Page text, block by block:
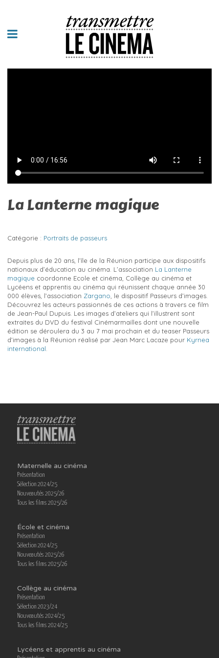
La Lanterne magique
Catégorie : Portraits de passeurs
Depuis plus de 20 ans, l’île de la Réunion participe aux dispositifs
nationaux d’éducation au cinéma. L’association La Lanterne
magique coordonne Ecole et cinéma, Collège au cinéma et
Lycéens et apprentis au cinéma qui réunissent chaque année 30
000 élèves, l’association Zargano , le dispositif Passeurs d’images.
Découvrez les acteurs passionnés de ces actions à travers ce film
de Jean-Paul Dupuis. Les images d’ateliers qui l’illustrent sont
extraites du DVD du festival Cinémarmailles dont une nouvelle
édition se déroulera du 3 au 7 mai prochain et du teaser Passeurs
d’images à la Réunion réalisé par Jean Marc Lacaze pour Kyrnea
international
Maternelle au cinéma
Présentation
Sélection 2024/25
Nouveautés 2025/26
Tous les films 2025/26
École et cinéma
Présentation
Sélection 2024/25
Nouveautés 2025/26
Tous les films 2025/26
Collège au cinéma
Présentation
Sélection 2023/24
Nouveautés 2024/25
Tous les films 2024/25
Lycéens et apprentis au cinéma